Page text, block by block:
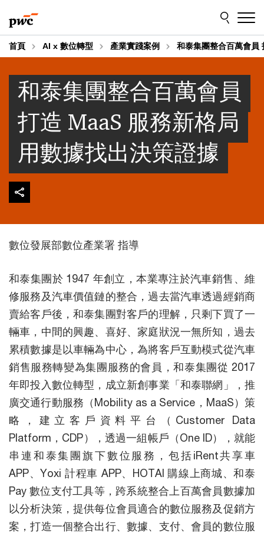
to
content
to
footer
首頁 AI x 數位轉型 產業實踐案例 和泰集團整合百萬會員
和泰集團整合百萬會員
打造 MaaS 服務新格局
用數據找出決策證據
數位發展部數位產業署 指導
和泰集團於 1947 年創立，本業專注於汽車銷售、維
修服務及汽車價值鏈的整合，過去當汽車透過經銷商
賣給客戶後，和泰集團對客戶的理解，只剩下買了一
輛車，中間的興趣、喜好、家庭狀況一無所知，過去
累積數據是以車輛為中心，為將客戶互動模式從汽車
銷售服務轉變為集團服務的會員，和泰集團從 2017
年即投入數位轉型，成立新創事業「和泰聯網」，推
廣交通行動服務（Mobility as a Service，MaaS）策
略，建立客戶資料平台（Customer Data
Platform，CDP），透過一組帳戶（One ID），就能
串連和泰集團旗下數位服務，包括iRent共享車
APP、Yoxi 計程車 APP、HOTAI 購線上商城、和泰
Pay 數位支付工具等，跨系統整合上百萬會員數據加
以分析決策，提供每位會員適合的數位服務及促銷方
案，打造一個整合出行、數據、支付、會員的數位服